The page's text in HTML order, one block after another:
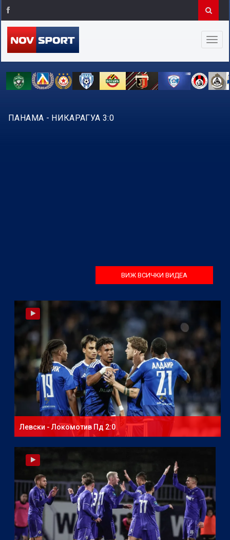
ПАНАМА - НИКАРАГУА 3:0
ВИЖ ВСИЧКИ ВИДЕА
Левски - Локомотив Пд 2:0